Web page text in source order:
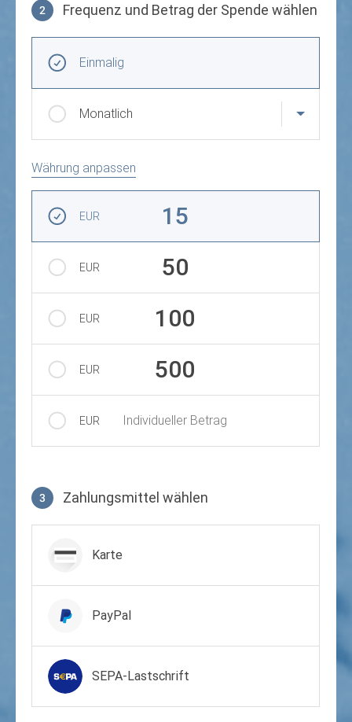
2 Frequenz und Betrag der Spende wählen
Einmalig
Monatlich
Währung anpassen
EUR 15
EUR 50
EUR 100
EUR 500
EUR Individueller Betrag
3 Zahlungsmittel wählen
Karte
PayPal
SEPA-Lastschrift